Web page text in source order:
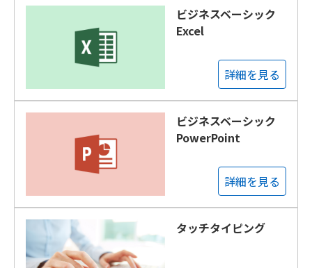
ビジネスベーシック
Excel
詳細を見る
ビジネスベーシック
PowerPoint
詳細を見る
タッチタイピング